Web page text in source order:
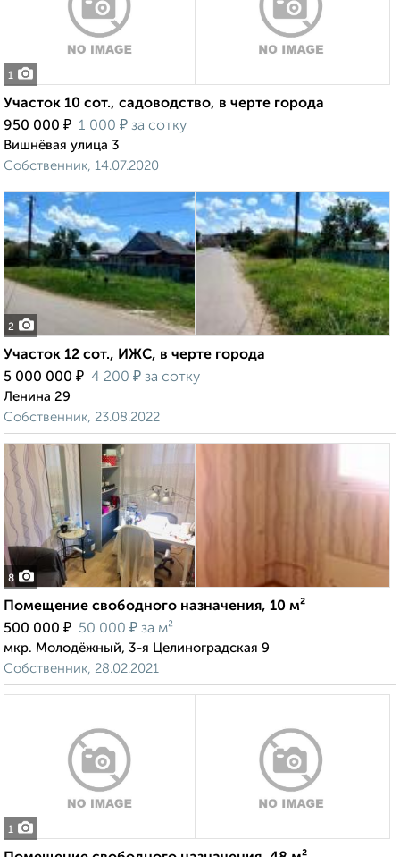
1
Участок 10 сот., садоводство, в черте города
950 000 ₽ 1 000 ₽ за сотку
Вишнёвая улица 3
Собственник, 14.07.2020
2
Участок 12 сот., ИЖС, в черте города
5 000 000 ₽ 4 200 ₽ за сотку
Ленина 29
Собственник, 23.08.2022
8
Помещение свободного назначения, 10 м²
500 000 ₽ 50 000 ₽ за м²
мкр. Молодёжный, 3-я Целиноградская 9
Собственник, 28.02.2021
1